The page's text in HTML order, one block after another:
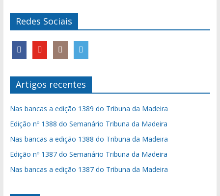
Redes Sociais
Artigos recentes
Nas bancas a edição 1389 do Tribuna da Madeira
Edição nº 1388 do Semanário Tribuna da Madeira
Nas bancas a edição 1388 do Tribuna da Madeira
Edição nº 1387 do Semanário Tribuna da Madeira
Nas bancas a edição 1387 do Tribuna da Madeira